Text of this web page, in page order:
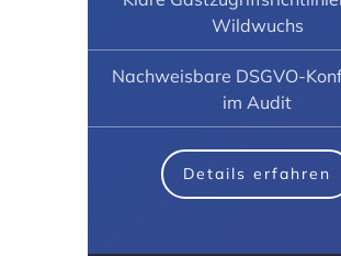
Wildwuchs
Nachweisbare DSGVO-
im Audit
Details erfahren